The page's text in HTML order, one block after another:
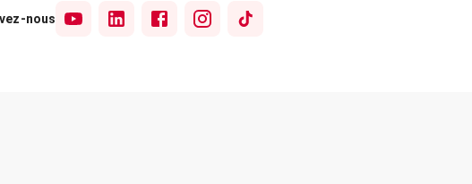
nous